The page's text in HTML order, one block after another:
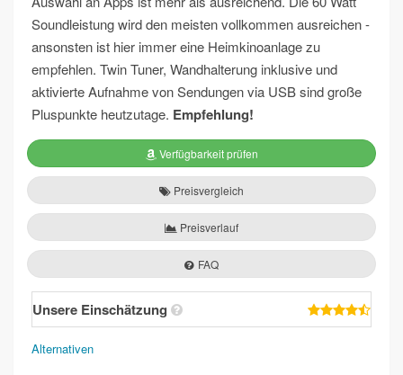
Soundleistung wird den meisten vollkommen ausreichen -
ansonsten ist hier immer eine Heimkinoanlage zu
empfehlen. Twin Tuner, Wandhalterung inklusive und
aktivierte Aufnahme von Sendungen via USB sind große
Pluspunkte heutzutage. Empfehlung!
Verfügbarkeit prüfen
Preisvergleich
Preisverlauf
FAQ
Unsere Einschätzung
Alternativen